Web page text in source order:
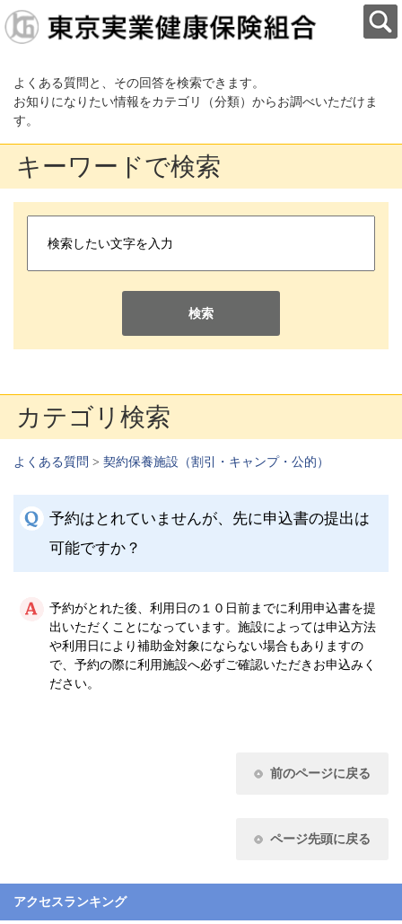
よくある質問と、その回答を検索できます。
お知りになりたい情報をカテゴリ（分類）からお調べいただけま
す。
キーワードで検索
検索
カテゴリ検索
よくある質問 > 契約保養施設（割引・キャンプ・公的）
予約はとれていませんが、先に申込書の提出は
可能ですか？
予約がとれた後、利用日の１０日前までに利用申込書を提
出いただくことになっています。施設によっては申込方法
や利用日により補助金対象にならない場合もありますの
で、予約の際に利用施設へ必ずご確認いただきお申込みく
ださい。
前のページに戻る
ページ先頭に戻る
アクセスランキング